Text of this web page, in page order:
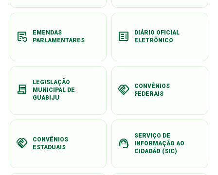
source_notes
EMENDAS
PARLAMENTARES
clarify
DIÁRIO OFICIAL
ELETRÔNICO
contract
LEGISLAÇÃO
MUNICIPAL DE
GUABIJU
handshake
CONVÊNIOS
FEDERAIS
handshake
CONVÊNIOS
ESTADUAIS
support_agent
SERVIÇO DE
INFORMAÇÃO AO
CIDADÃO (SIC)